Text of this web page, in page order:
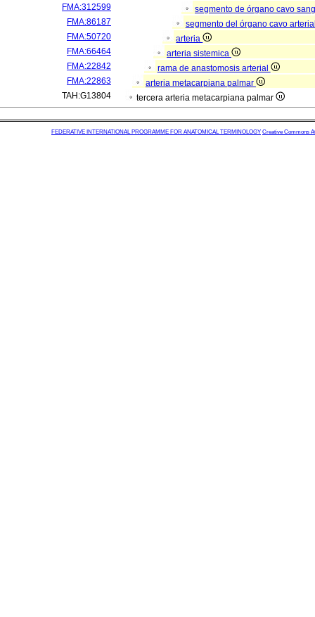
FMA:312599
segmento de órgano cavo
FMA:86187
segmento del órgano cavo
FMA:50720
arteria
FMA:66464
arteria sistemica
FMA:22842
rama de anastomosis arterial
FMA:22863
arteria metacarpiana palmar
TAH:G13804
tercera arteria metacarpiana palmar
FEDERATIVE INTERNATIONAL PROGRAMME FOR ANATOMICAL TERMINOLOGY Creative Commons